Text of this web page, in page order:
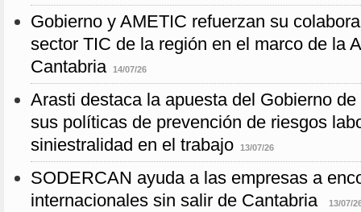
Gobierno y AMETIC refuerzan su
sector TIC de la región en el marco de la
Cantabria
14/07/26
Arasti destaca la apuesta del Gobierno
sus políticas de prevención de riesgos
siniestralidad en el trabajo
13/07/26
SODERCAN ayuda a las empresas a
internacionales sin salir de Cantabria
13/07/